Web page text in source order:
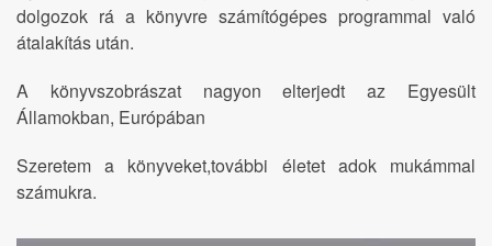
dolgozok rá a könyvre számítógépes programmal való
átalakítás után.
A könyvszobrászat nagyon elterjedt az Egyesült
Államokban, Európában
Szeretem a könyveket,további életet adok mukámmal
számukra.